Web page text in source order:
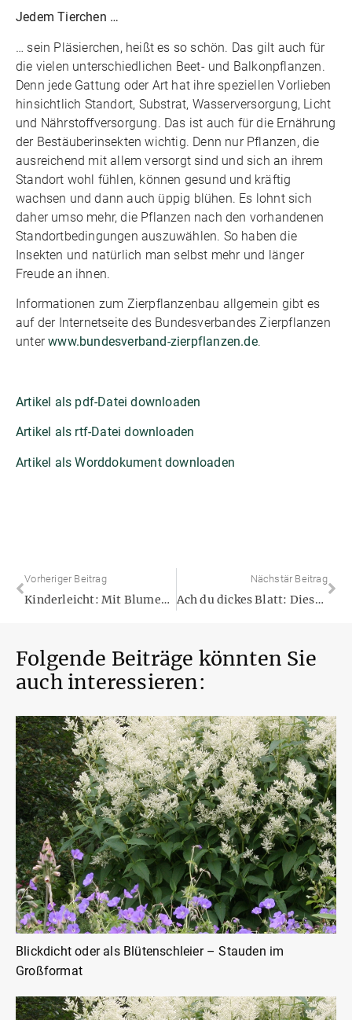
Jedem Tierchen …
… sein Pläsierchen, heißt es so schön. Das gilt auch für
die vielen unterschiedlichen Beet- und Balkonpflanzen.
Denn jede Gattung oder Art hat ihre speziellen Vorlieben
hinsichtlich Standort, Substrat, Wasserversorgung, Licht
und Nährstoffversorgung. Das ist auch für die Ernährung
der Bestäuberinsekten wichtig. Denn nur Pflanzen, die
ausreichend mit allem versorgt sind und sich an ihrem
Standort wohl fühlen, können gesund und kräftig
wachsen und dann auch üppig blühen. Es lohnt sich
daher umso mehr, die Pflanzen nach den vorhandenen
Standortbedingungen auszuwählen. So haben die
Insekten und natürlich man selbst mehr und länger
Freude an ihnen.
Informationen zum Zierpflanzenbau allgemein gibt es
auf der Internetseite des Bundesverbandes Zierpflanzen
unterwww.bundesverband-zierpflanzen.de.
Artikel als pdf-Datei downloaden
Artikel als rtf-Datei downloaden
Artikel als Worddokument downloaden
Vorheriger Beitrag
Kinderleicht: Mit Blumenwiesen Bienen retten
Nächstär Beitrag
Ach du dickes Blatt: Diese Pflanzen kommen selbst durch den heißesten Sommer
Folgende Beiträge könnten Sie
auch interessieren:
Blickdicht oder als Blütenschleier – Stauden im
Großformat